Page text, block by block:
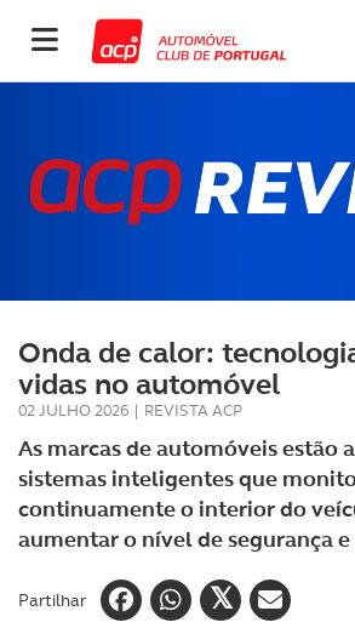
Onda de calor:
vidas no automóvel
02 JULHO 2026 | REVISTA ACP
As marcas de automóveis estão
sistemas inteligentes que
continuamente o interior do
aumentar o nível de segurança e
Partilhar